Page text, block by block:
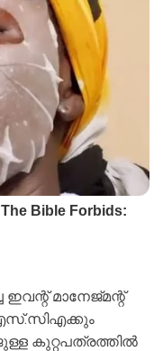
ഇവന്റ് മാനേജ്മന്റ്
കുറ്റപത്രത്തിൽ